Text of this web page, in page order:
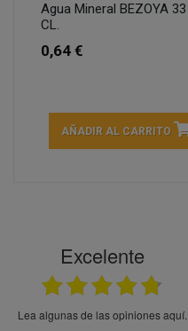
Agua Mineral BEZOYA 33
CL.
0,64 €
AÑADIR AL CARRITO
Excelente
Lea algunas de las opiniones aquí.